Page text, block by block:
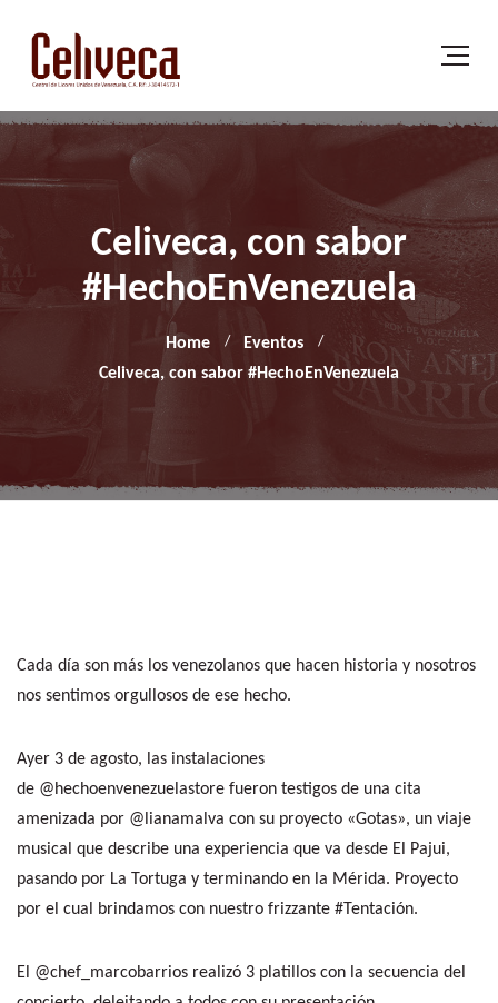
Celiveca, con sabor
#HechoEnVenezuela
Home
Eventos
Celiveca, con sabor #HechoEnVenezuela
Cada día son más los venezolanos que hacen historia y nosotros
nos sentimos orgullosos de ese hecho.
Ayer 3 de agosto, las instalaciones
de @hechoenvenezuelastore fueron testigos de una cita
amenizada por @lianamalva con su proyecto «Gotas», un viaje
musical que describe una experiencia que va desde El Pajui,
pasando por La Tortuga y terminando en la Mérida. Proyecto
por el cual brindamos con nuestro frizzante #Tentación.
El @chef_marcobarrios realizó 3 platillos con la secuencia del